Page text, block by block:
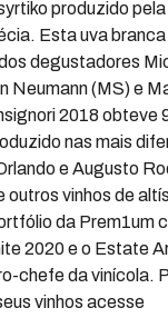
produzido
Esta uva
degustadores
Neumann (MS) e
2018 obteve
nas mais
e Augusto
outros vinhos de
da Prem1um
2020 e o Estate
chefe da vinícola.
vinhos acesse